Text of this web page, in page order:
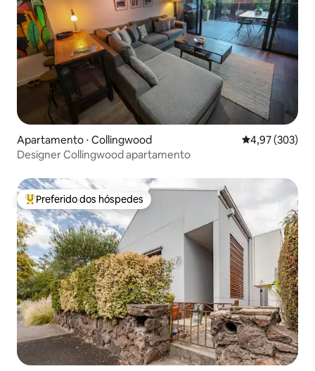
Apartamento ⋅ Collingwood 4,97 de uma
4,97 (303)
Designer Collingwood apartamento
Entre os melhores preferidos dos hóspedes
Preferido dos hóspedes